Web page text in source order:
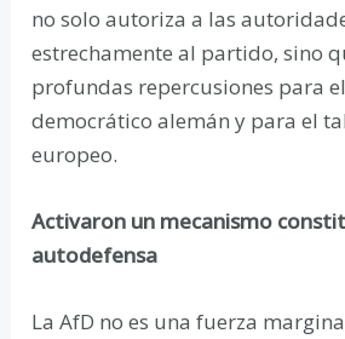
no solo autoriza a las
estrechamente al partido, sino
profundas repercusiones para
democrático alemán y para el
europeo.
Activaron un mecanismo
autodefensa
La AfD no es una fuerza